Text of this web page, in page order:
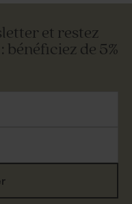
et restez
de 5%